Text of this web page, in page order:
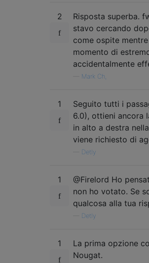
2
Risposta superba.
stavo cercando
come ospite
momento di
accidentalmente
Mark Ch,
1
Seguito tutti i
6.0), ottieni ancora
in alto a destra
viene richiesto di
Detly
1
@Firelord Ho
non ho votato. Se
qualcosa alla tua
Detly
1
La prima opzione
Nougat.